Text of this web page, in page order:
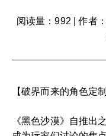
阅读量：992 |作者
【破界而来的角色定
《黑色沙漠》自推出